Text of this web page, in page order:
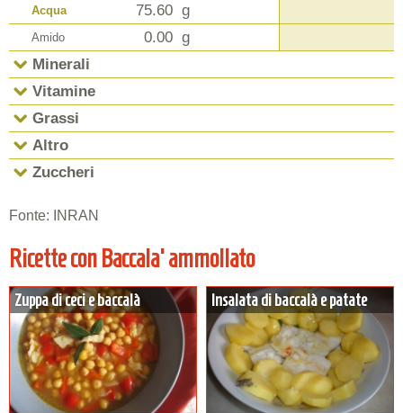
Acqua 75.60 g
Amido 0.00 g
Minerali
Vitamine
Grassi
Altro
Zuccheri
Fonte: INRAN
Ricette con Baccala' ammollato
Zuppa di ceci e baccalà Insalata di baccalà e patate